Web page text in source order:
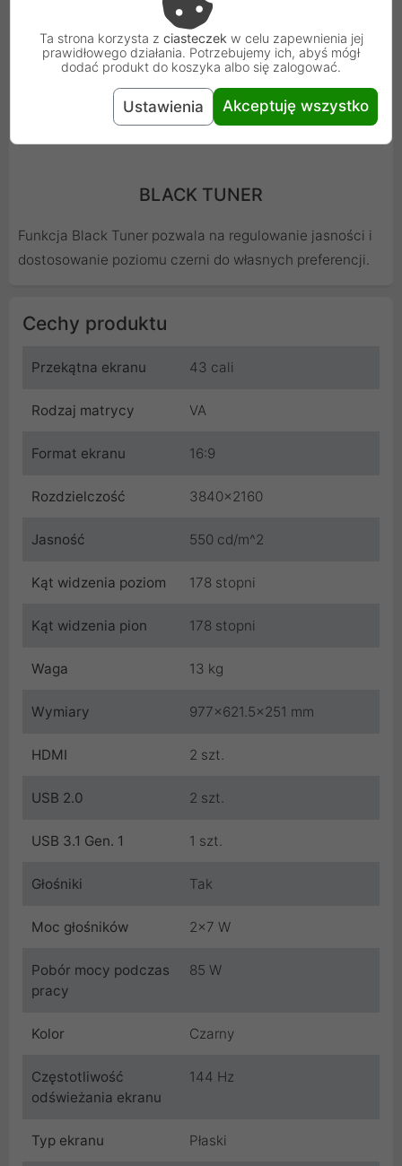
BLACK TUNER
Funkcja Black Tuner pozwala na regulowanie jasności i
dostosowanie poziomu czerni do własnych preferencji.
Cechy produktu
Przekątna ekranu 43 cali
Rodzaj matrycy VA
Format ekranu 16:9
Rozdzielczość 3840x2160
Jasność 550 cd/m^2
Kąt widzenia poziom 178 stopni
Kąt widzenia pion 178 stopni
Waga 13 kg
Wymiary 977x621.5x251 mm
HDMI 2 szt.
USB 2.0 2 szt.
USB 3.1 Gen. 1 1 szt.
Głośniki Tak
Moc głośników 2x7 W
Pobór mocy podczas
pracy
85 W
Kolor Czarny
Częstotliwość
odświeżania ekranu
144 Hz
Typ ekranu Płaski
Ta strona korzysta z ciasteczek w celu zapewnienia jej
prawidłowego działania. Potrzebujemy ich, abyś mógł
dodać produkt do koszyka albo się zalogować.
Ustawienia Akceptuję wszystko